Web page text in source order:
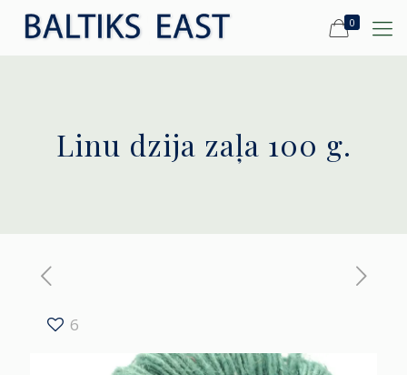
0
Linu dzija zaļa 100 g.
6